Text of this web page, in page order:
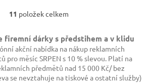
O
l
á
d
a
c
11 položek celkem
firemní dárky s předstihem a v klidu
akční nabídka na nákup reklamních
pro měsíc SRPEN s 10 % slevou. Platí na
předmětů nad 15 000 Kč/ bez
se nevztahuje na tiskové a ostatní služby)